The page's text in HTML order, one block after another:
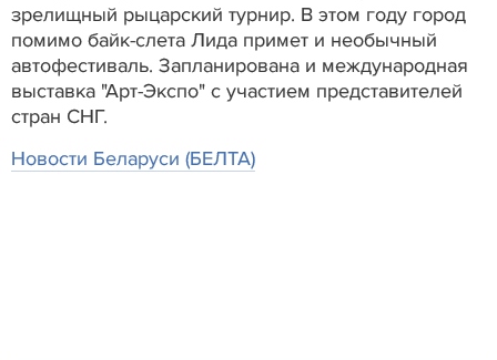
зрелищный рыцарский турнир. В этом году город
помимо байк-слета Лида примет и необычный
автофестиваль. Запланирована и международная
выставка "Арт-Экспо" с участием представителей
стран СНГ.
Новости Беларуси (БЕЛТА)